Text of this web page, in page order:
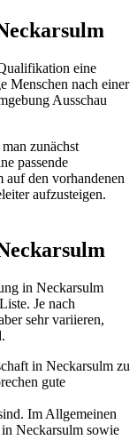
eine
Menschen nach einer
Ausschau
zunächst
passende
den vorhandenen
aufzusteigen.
in Neckarsulm
Je nach
sehr variieren,
in Neckarsulm zu
gute
Im Allgemeinen
Neckarsulm sowie